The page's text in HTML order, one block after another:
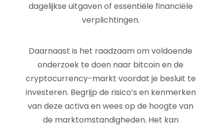
dagelijkse uitgaven of essentiële financiële
verplichtingen.
Daarnaast is het raadzaam om voldoende
onderzoek te doen naar bitcoin en de
cryptocurrency-markt voordat je besluit te
investeren. Begrijp de risico’s en kenmerken
van deze activa en wees op de hoogte van
de marktomstandigheden. Het kan